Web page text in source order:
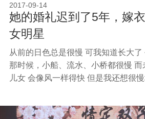
2017-09-14
她的婚礼迟到了5年，嫁
女明星
从前的日色总是很慢 可我知道长大
那时候，小船、流水、小桥都很慢 而
儿女 会像风一样得快 但是我还想很